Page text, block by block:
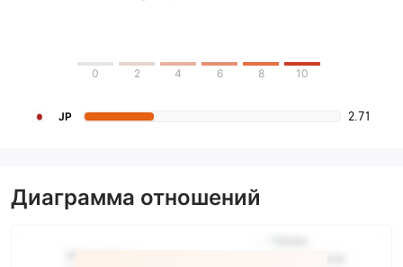
0 2 4 6 8 10
JP 2.71
Диаграмма отношений